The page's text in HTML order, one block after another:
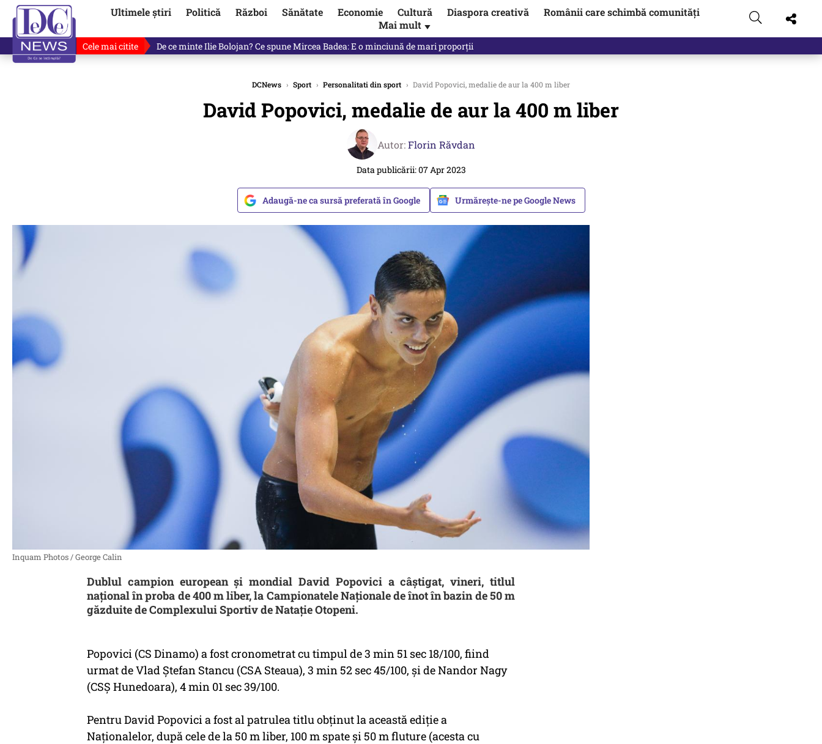
Ultimele știri Politică Război Sănătate Economie Cultură Diaspora creativă
Românii care schimbă comunități
Mai mult ▼
Cele mai citite De ce a mințit Ilie Bolojan? Victor Ponta ne dă răspunsul
DCNews › Sport › Personalitati din sport › David Popovici, medalie de aur la 400 m liber
David Popovici, medalie de aur la 400 m liber
Autor:Florin Răvdan
Data publicării: 07 Apr 2023
Adaugă-ne ca sursă preferată în Google Urmărește-ne pe Google News
Inquam Photos / George Calin
Dublul campion european şi mondial David Popovici a câştigat, vineri, titlul
naţional în proba de 400 m liber, la Campionatele Naţionale de înot în bazin de 50 m
găzduite de Complexului Sportiv de Nataţie Otopeni.
Popovici (CS Dinamo) a fost cronometrat cu timpul de 3 min 51 sec 18/100, fiind
urmat de Vlad Ştefan Stancu (CSA Steaua), 3 min 52 sec 45/100, şi de Nandor Nagy
(CSŞ Hunedoara), 4 min 01 sec 39/100.
Pentru David Popovici a fost al patrulea titlu obţinut la această ediţie a
Naţionalelor, după cele de la 50 m liber, 100 m spate şi 50 m fluture (acesta cu